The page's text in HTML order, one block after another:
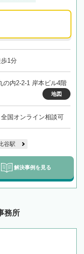
1分
の内2-2-1 岸本ビル4階
地図
国オンライン相談可
谷駅
解決事例を見る
務所